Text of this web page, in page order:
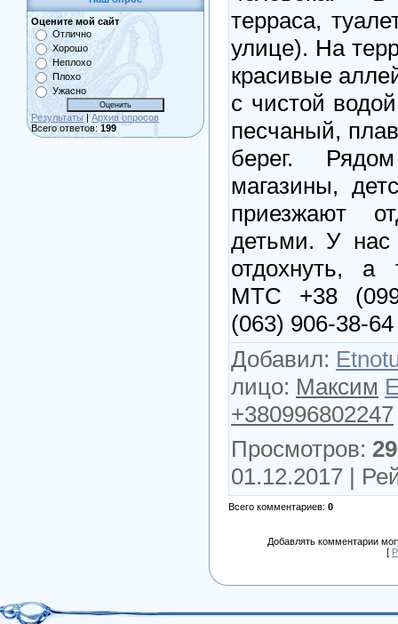
Оцените мой сайт
Отлично
Хорошо
Неплохо
Плохо
Ужасно
Результаты | Архив опросов
Всего ответов: 199
терраса,
улице). На
красивые
с чистой
песчаный,
берег.
магазины,
приезжают
детьми. У
отдохнуть, а
MTC +38
(063) 906-38-64
Добавил:
лицо: Максим
+380996802247
Просмотров:
01.12.2017 |
Всего комментариев: 0
Добавлять комментарии
[